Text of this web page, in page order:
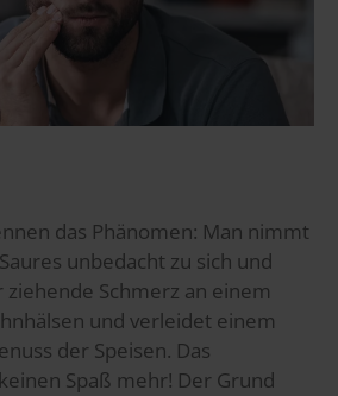
das Phänomen: Man nimmt
unbedacht zu sich und
ziehende Schmerz an einem
und verleidet einem
der Speisen. Das
Spaß mehr! Der Grund